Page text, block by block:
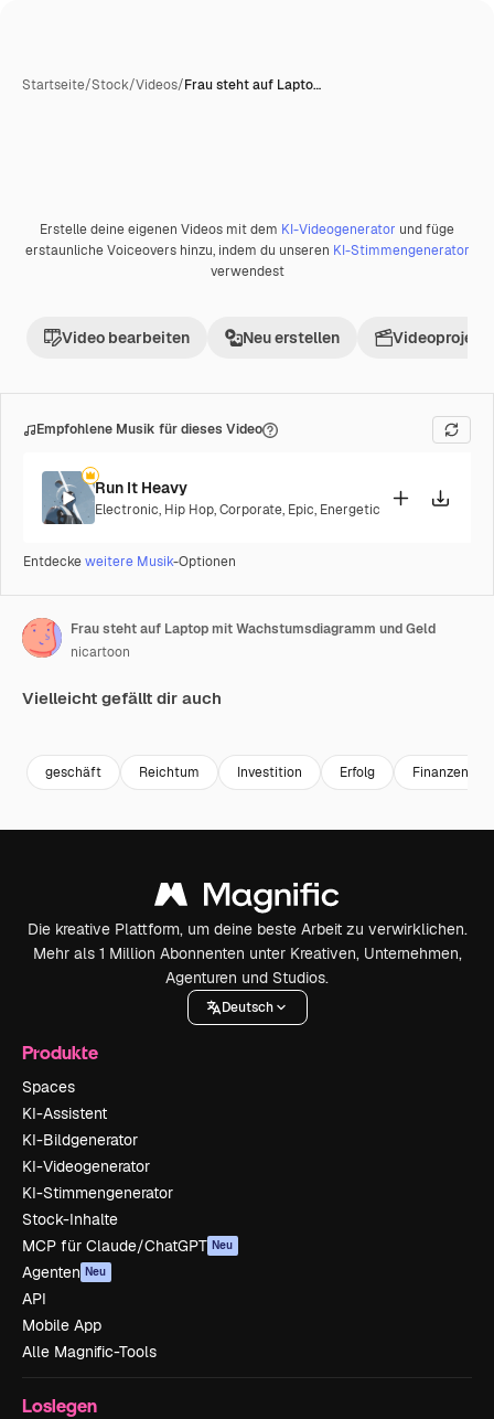
Startseite/Stock/Videos/Frau steht auf Lapto…
Erstelle deine eigenen Videos mit dem KI-Videogenerator und füge
erstaunliche Voiceovers hinzu, indem du unseren KI-Stimmengenerator
verwendest
Video bearbeiten Neu erstellen Videoprojekt
Empfohlene Musik für dieses Video
Run It Heavy
Electronic, Hip Hop,Corporate, Epic, Energetic
Entdeckeweitere Musik-Optionen
Frau steht auf Laptop mit Wachstumsdiagramm und Geld
nicartoon
Vielleicht gefällt dir auch
geschäft Reichtum Investition Erfolg Finanzen
Die kreative Plattform, um deine beste Arbeit zu verwirklichen.
Mehr als 1 Million Abonnenten unter Kreativen, Unternehmen,
Agenturen und Studios.
Deutsch
Produkte
Spaces
KI-Assistent
KI-Bildgenerator
KI-Videogenerator
KI-Stimmengenerator
Stock-Inhalte
MCP für Claude/ChatGPT Neu
Agenten Neu
API
Mobile App
Alle Magnific-Tools
Loslegen